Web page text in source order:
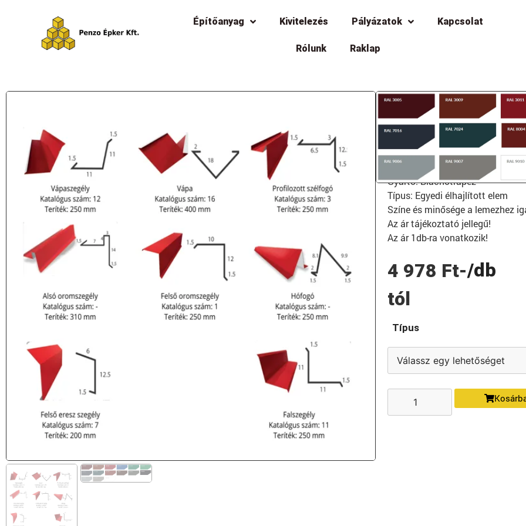
Építőanyag Kivitelezés Pályázatok Kapcsolat
Rólunk Raklap
Egyedi
Országos kiszállítás!
Gyártó: Blachotrapez
Típus: Egyedi élhajlított elem
Színe és minősége a lemezhez
Az ár tájékoztató jellegű!
Az ár 1db-ra vonatkozik!
4 978 Ft-
tól
/db
Típus